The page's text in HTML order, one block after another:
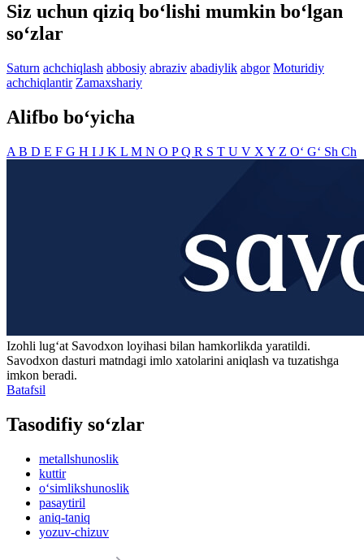
Siz uchun qiziq bo‘lishi mumkin bo‘lgan
so‘zlar
Saturn achchiqlash abbosiy abraziv abadiylik abgor Moturidiy
achchiqlantir Zamaxshariy
Alifbo bo‘yicha
A B D E F G H I J K L M N O PQ R S T U V X Y Z O‘ G‘ Sh Ch
Izohli lugʻat Savodxon loyihasi bilan hamkorlikda yaratildi.
Savodxon dasturi matndagi imlo xatolarini aniqlash va tuzatishga
imkon beradi.
Batafsil
Tasodifiy so‘zlar
metallshunoslik
kuttir
o‘simlikshunoslik
pasaytiril
aniq-taniq
yozuv-chizuv